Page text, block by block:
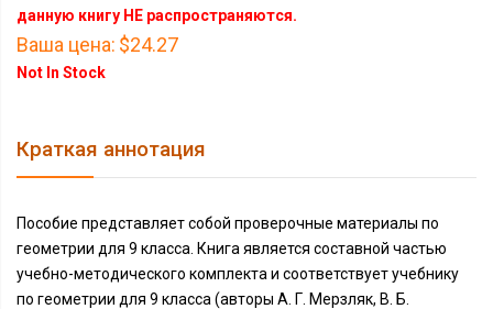
данную книгу НЕ распространяются.
Ваша цена: $24.27
Not In Stock
Краткая аннотация
Пособие представляет собой проверочные материалы по
геометрии для 9 класса. Книга является составной частью
учебно-методического комплекта и соответствует учебнику
по геометрии для 9 класса (авторы А. Г. Мерзляк, В. Б.